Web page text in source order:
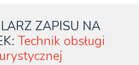
ZAPISU NA
Technik obsługi